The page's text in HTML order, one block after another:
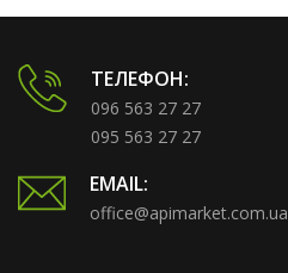
ТЕЛЕФОН:
096 563 27 27
095 563 27 27
EMAIL:
office@apimarket.com.ua